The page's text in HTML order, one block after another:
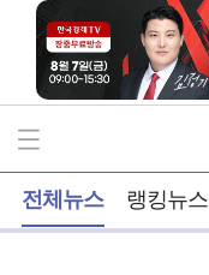
전체뉴스 랭킹뉴스